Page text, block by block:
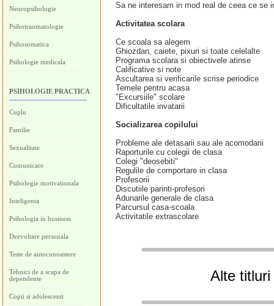
Neuropsihologie
Psihotraumatologie
Psihosomatica
Psihologie medicala
PSIHOLOGIE PRACTICA
Cuplu
Familie
Sexualitate
Comunicare
Psihologie motivationala
Inteligenta
Psihologia in business
Dezvoltare personala
Teste de autocunoastere
Tehnici de a scapa de
dependente
Copii si adolescenti
Sa ne interesam in mod real de ceea ce se
Activitatea scolara
Ce scoala sa alegem
Ghiozdan, caiete, pixuri si toate celelalte
Programa scolara si obiectivele atinse
Calificative si note
Ascultarea si verificarile scrise periodice
Temele pentru acasa
"Excursiile" scolare
Dificultatile invatarii
Socializarea copilului
Probleme ale detasarii sau ale acomodarii
Raporturile cu colegii de clasa
Colegi "deosebiti"
Regulile de comportare in clasa
Profesorii
Discutiile parinti-profesori
Adunarile generale de clasa
Parcursul casa-scoala
Activitatile extrascolare
Alte